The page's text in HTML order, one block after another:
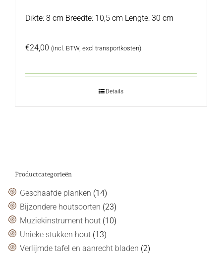
Dikte: 8 cm Breedte: 10,5 cm Lengte: 30 cm
€24,00 (incl. BTW, excl transportkosten)
Details
Productcategorieën
Geschaafde planken (14)
Bijzondere houtsoorten (23)
Muziekinstrument hout (10)
Unieke stukken hout (13)
Verlijmde tafel en aanrecht bladen (2)